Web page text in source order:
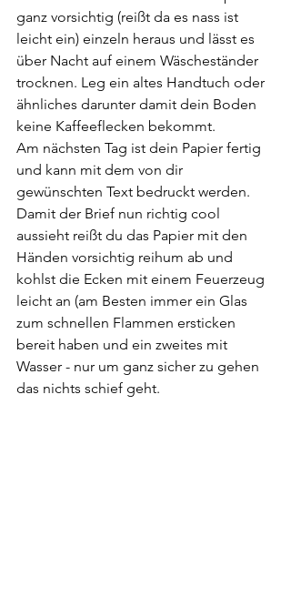
ganz vorsichtig (reißt da es nass ist
leicht ein) einzeln heraus und lässt es
über Nacht auf einem Wäscheständer
trocknen. Leg ein altes Handtuch oder
ähnliches darunter damit dein Boden
keine Kaffeeflecken bekommt.
Am nächsten Tag ist dein Papier fertig
und kann mit dem von dir
gewünschten Text bedruckt werden.
Damit der Brief nun richtig cool
aussieht reißt du das Papier mit den
Händen vorsichtig reihum ab und
kohlst die Ecken mit einem Feuerzeug
leicht an (am Besten immer ein Glas
zum schnellen Flammen ersticken
bereit haben und ein zweites mit
Wasser - nur um ganz sicher zu gehen
das nichts schief geht.